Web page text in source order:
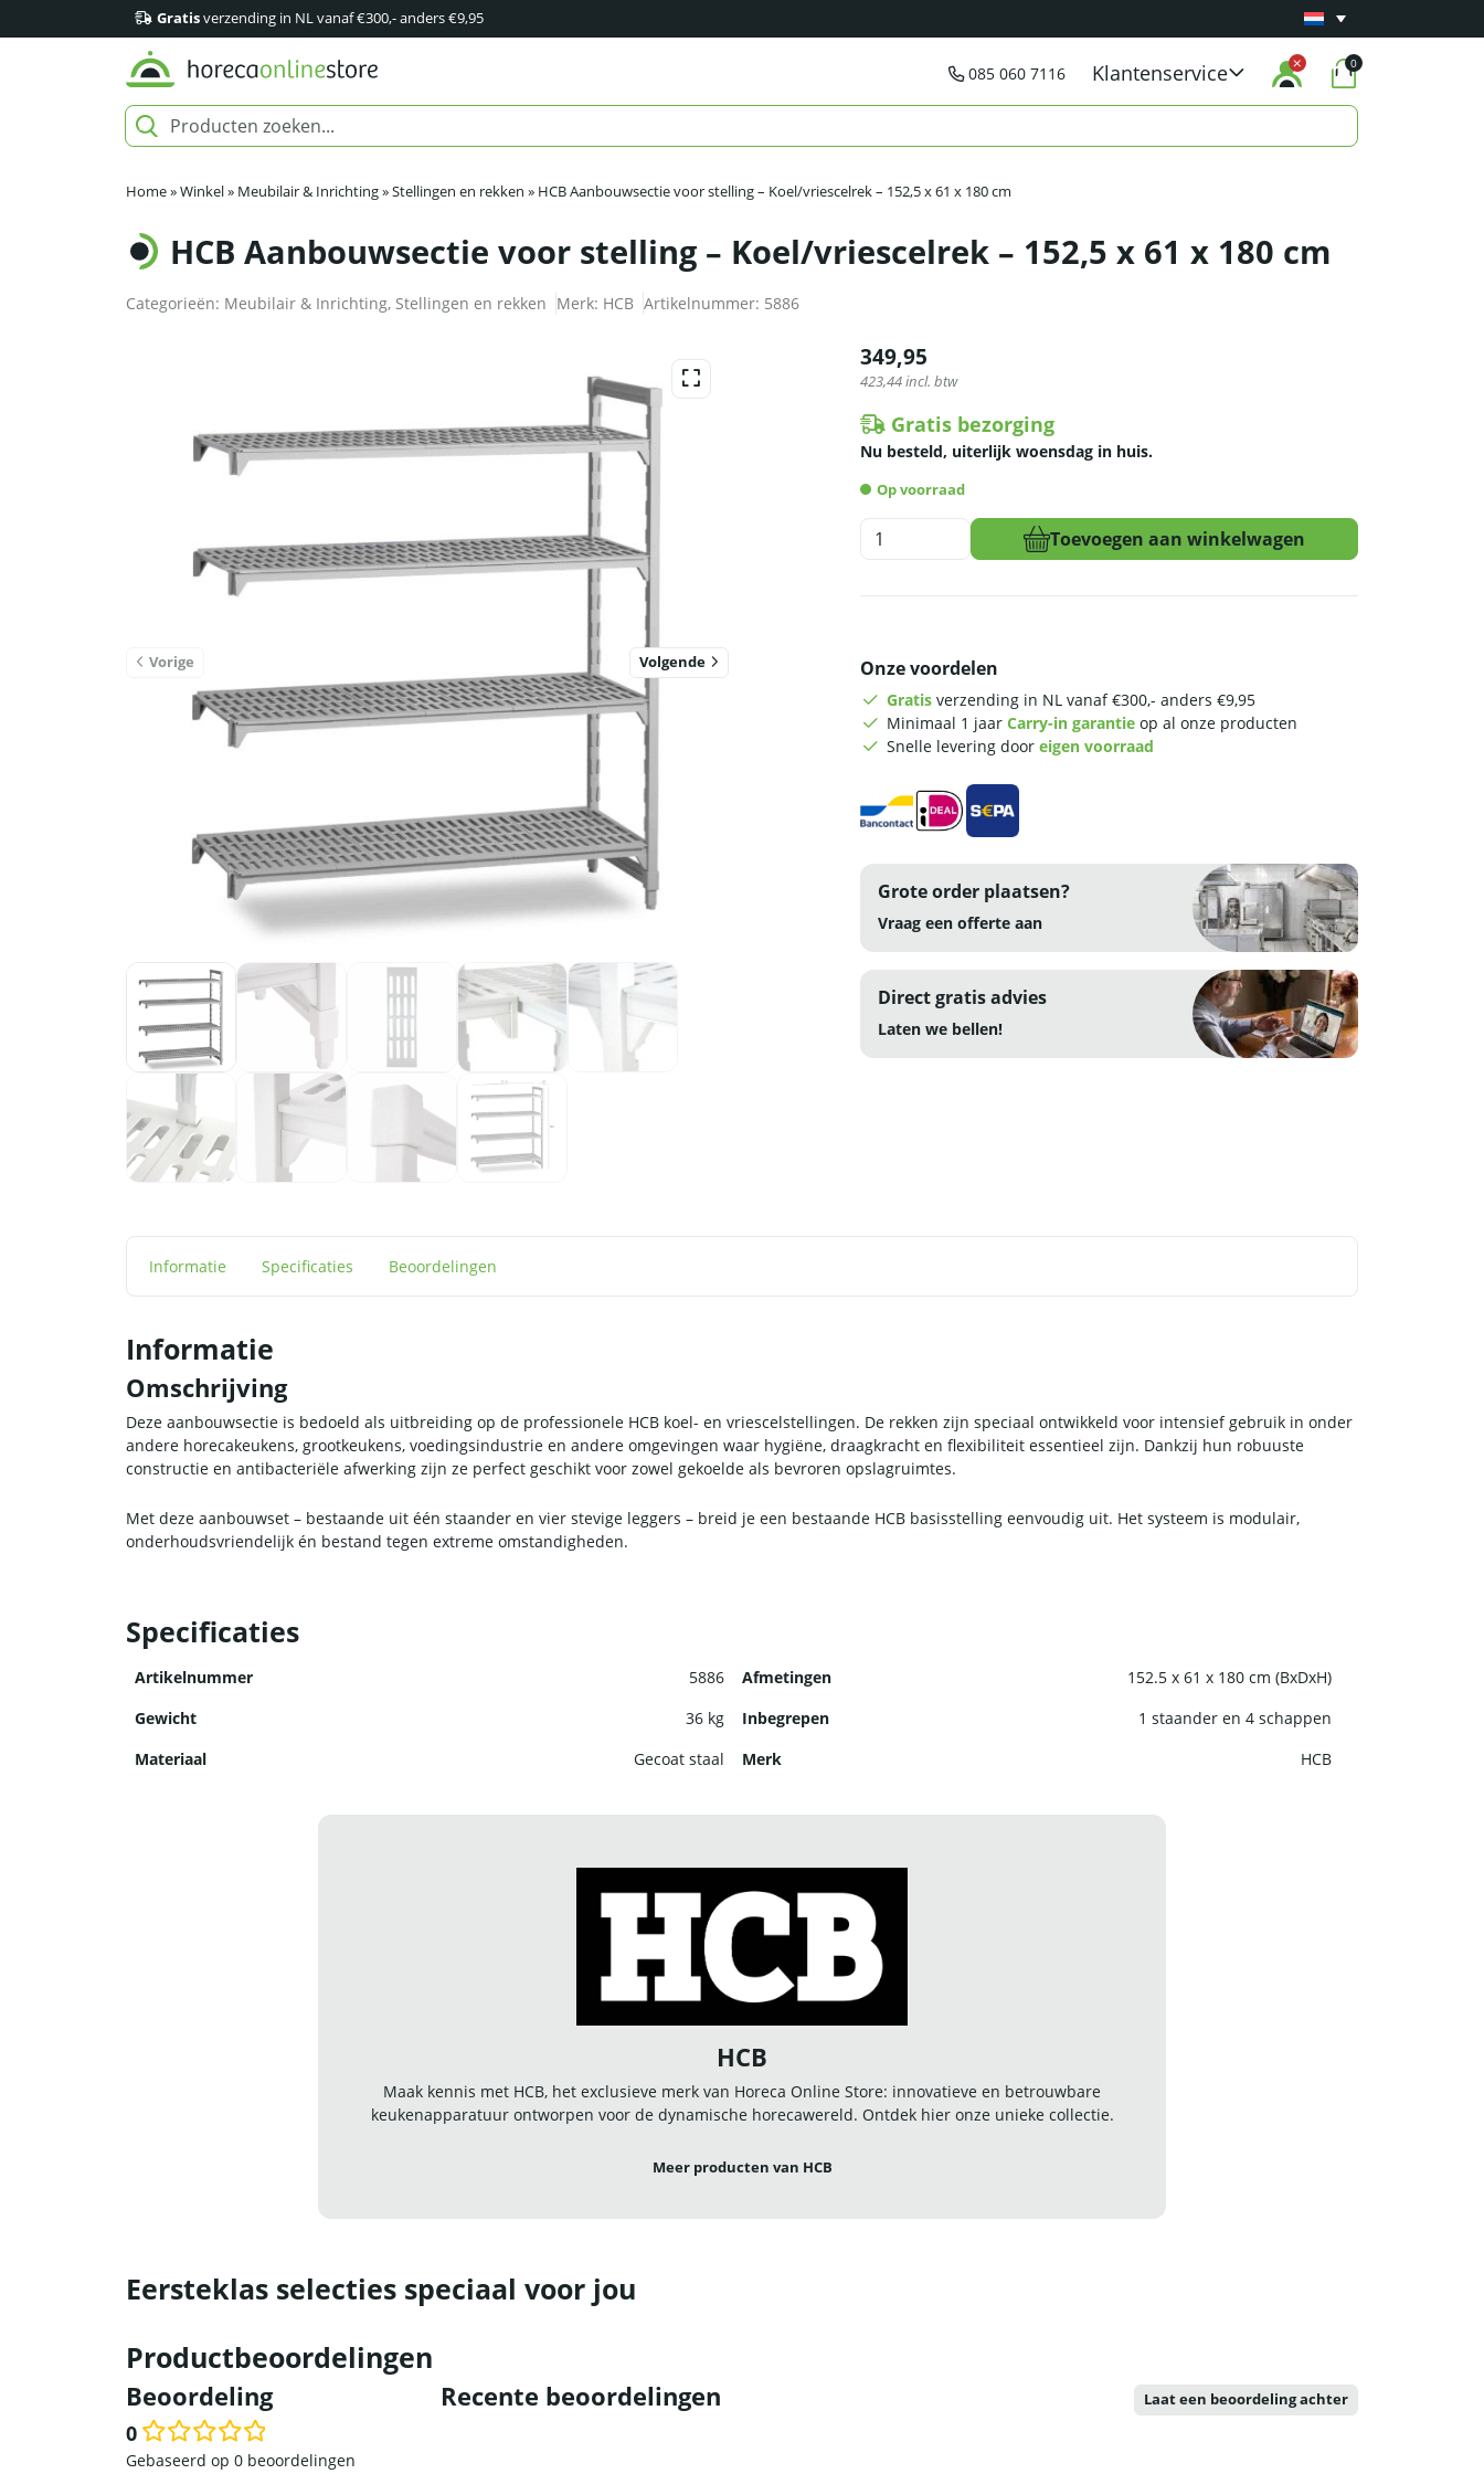
Gratisverzending in NL vanaf €300,- anders €9,95 Carry-in garantie
085 060 7116 Klantenservice 0
Home»Winkel» Meubilair & Inrichting»Stellingen en rekken » HCB Aanbouwsectie voor stelling – Koel/vriescelrek – 152,5 x 61 x 180 cm
HCB Aanbouwsectie voor stelling – Koel/vriescelrek – 152,5 x 61 x 180 cm
Categorieën: Meubilair & Inrichting, Stellingen en rekken Merk: HCB Artikelnummer: 5886
Vorige Volgende
349,95
423,44incl. btw
Gratis bezorging
Nu besteld, uiterlijk woensdag in huis.
Op voorraad
HCB
Aanbouwsectie
-
152,5
61
cm
aantal
Toevoegen aan winkelwagen
Onze voordelen
Gratis verzending in NL vanaf €300,- anders €9,95
Minimaal 1 jaar Carry-in garantie op al onze producten
Snelle levering door eigen voorraad
Grote order plaatsen?
Vraag een offerte aan
Direct gratis advies
Laten we bellen!
Informatie Specificaties Beoordelingen
Informatie
Omschrijving
Deze aanbouwsectie is bedoeld als uitbreiding op de professionele HCB koel- en vriescelstellingen. De rekken zijn speciaal ontwikkeld voor intensief gebruik in onder
andere horecakeukens, grootkeukens, voedingsindustrie en andere omgevingen waar hygiëne, draagkracht en flexibiliteit essentieel zijn. Dankzij hun robuuste
constructie en antibacteriële afwerking zijn ze perfect geschikt voor zowel gekoelde als bevroren opslagruimtes.
Met deze aanbouwset – bestaande uit één staander en vier stevige leggers – breid je een bestaande HCB basisstelling eenvoudig uit. Het systeem is modulair,
onderhoudsvriendelijk én bestand tegen extreme omstandigheden.
Specificaties
Artikelnummer 5886 Afmetingen
152.5 x 61 x 180 cm (BxDxH)
Gewicht
36 kg Inbegrepen
1 staander en 4 schappen
Materiaal
Gecoat staal Merk HCB
HCB
Maak kennis met HCB, het exclusieve merk van Horeca Online Store: innovatieve en betrouwbare
keukenapparatuur ontworpen voor de dynamische horecawereld. Ontdek hier onze unieke collectie.
Meer producten van HCB
Eersteklas selecties speciaal voor jou
Productbeoordelingen
Beoordeling
0
Waardering
Gebaseerd op 0 beoordelingen
Recente beoordelingen Laat een beoordeling achter